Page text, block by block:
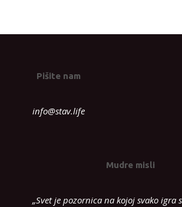
Pišite nam
info@stav.life
Mudre misli
„Svet je pozornica na kojoj svako igra